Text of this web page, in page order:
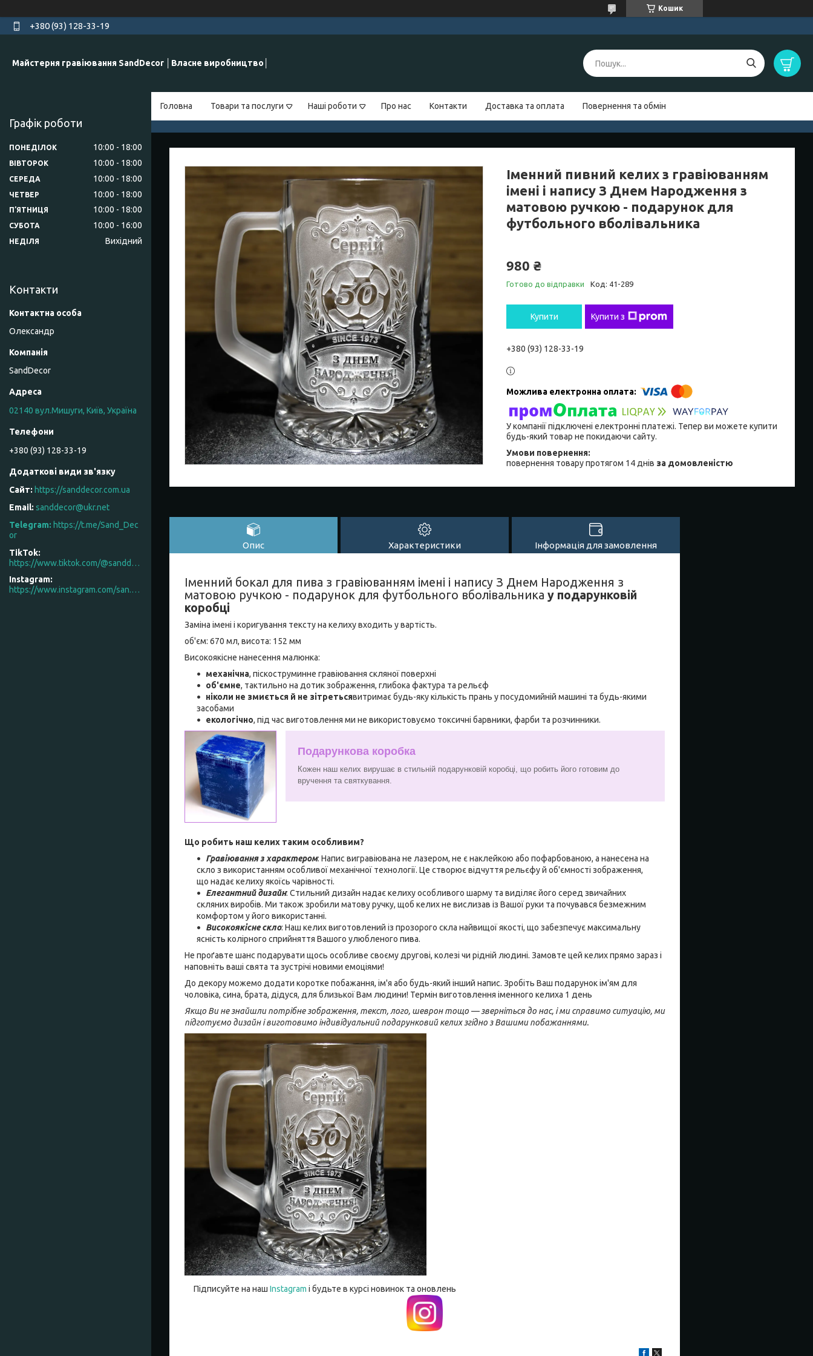
Кошик
+380 (93) 128-33-19
Майстерня гравіювання SandDecor │Власне виробництво│
Головна Товари та послуги Наші роботи Про нас Контакти Доставка та оплата Повернення та обмін
Іменний пивний келих з гравіюванням
імені і напису З Днем Народження з
матовою ручкою - подарунок для
футбольного вболівальника
980 ₴
Готово до відправки Код: 41-289
Купити Купити з
+380 (93) 128-33-19
У компанії підключені електронні платежі. Тепер ви можете купити
будь-який товар не покидаючи сайту.
повернення товару протягом 14 днів за домовленістю
Опис Характеристики Інформація для замовлення
Іменний бокал для пива з гравіюванням імені і напису З Днем Народження з
матовою ручкою - подарунок для футбольного вболівальника у подарунковій
коробці
Заміна імені і коригування тексту на келиху входить у вартість.
об'єм: 670 мл, висота: 152 мм
Високоякісне нанесення малюнка:
механічна, піскоструминне гравіювання скляної поверхні
об'ємне, тактильно на дотик зображення, глибока фактура та рельєф
ніколи не змиється й не зітретьсявитримає будь-яку кількість прань у посудомийній машині та будь-якими
засобами
екологічно, під час виготовлення ми не використовуємо токсичні барвники, фарби та розчинники.
Подарункова коробка
Кожен наш келих вирушає в стильній подарунковій коробці, що робить його готовим до
вручення та святкування.
Що робить наш келих таким особливим?
Гравіювання з характером: Напис вигравіювана не лазером, не є наклейкою або пофарбованою, а нанесена на
скло з використанням особливої механічної технології. Це створює відчуття рельєфу й об'ємності зображення,
що надає келиху якоїсь чарівності.
Елегантний дизайн: Стильний дизайн надає келиху особливого шарму та виділяє його серед звичайних
скляних виробів. Ми також зробили матову ручку, щоб келих не вислизав із Вашої руки та почувався безмежним
комфортом у його використанні.
Високоякісне скло: Наш келих виготовлений із прозорого скла найвищої якості, що забезпечує максимальну
ясність колірного сприйняття Вашого улюбленого пива.
Не проґавте шанс подарувати щось особливе своєму другові, колезі чи рідній людині. Замовте цей келих прямо зараз і
наповніть ваші свята та зустрічі новими емоціями!
До декору можемо додати коротке побажання, ім'я або будь-який інший напис. Зробіть Ваш подарунок ім'ям для
чоловіка, сина, брата, дідуся, для близької Вам людини! Термін виготовлення іменного келиха 1 день
Якщо Ви не знайшли потрібне зображення, текст, лого, шеврон тощо — зверніться до нас, і ми справимо ситуацію, ми
підготуємо дизайн і виготовимо індивідуальний подарунковий келих згідно з Вашими побажаннями.
Підписуйте на наш Instagram і будьте в курсі новинок та оновлень
Графік роботи
ПОНЕДІЛОК 10:00 18:00
ВІВТОРОК 10:00 18:00
СЕРЕДА 10:00 18:00
ЧЕТВЕР 10:00 18:00
ПʼЯТНИЦЯ 10:00 18:00
СУБОТА 10:00 16:00
НЕДІЛЯ Вихідний
Контакти
Олександр
SandDecor
02140 вул.Мишуги, Київ, Україна
+380 (93) 128-33-19
https://sanddecor.com.ua
sanddecor@ukr.net
https://t.me/Sand_Dec
or
TikTok
https://www.tiktok.com/@sanddecor.com.ua
Instagram
https://www.instagram.com/san.d.decor/